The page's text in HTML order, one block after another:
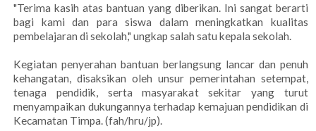
"Terima kasih atas bantuan yang diberikan. Ini sangat berarti
bagi kami dan para siswa dalam meningkatkan kualitas
pembelajaran di sekolah," ungkap salah satu kepala sekolah.
Kegiatan penyerahan bantuan berlangsung lancar dan penuh
kehangatan, disaksikan oleh unsur pemerintahan setempat,
tenaga pendidik, serta masyarakat sekitar yang turut
menyampaikan dukungannya terhadap kemajuan pendidikan di
Kecamatan Timpa. (fah/hru/jp).